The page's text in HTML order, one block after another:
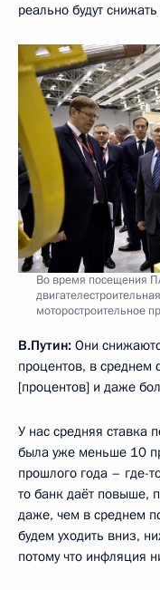
реально будут
Во время посещения
моторостроительное
В.Путин: Они
процентов, в среднем
[процентов] и даже
У нас средняя ставка
была уже меньше 10
прошлого года – где-
то банк даёт повыше,
даже, чем в среднем
будем уходить вниз,
потому что инфляция